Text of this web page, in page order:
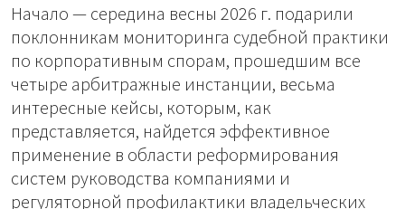
База знаний
Подписка
Начало — середина весны 2026 г. подарили
поклонникам мониторинга судебной практики
по корпоративным спорам, прошедшим все
четыре арбитражные инстанции, весьма
интересные кейсы, которым, как
представляется, найдется эффективное
применение в области реформирования
систем руководства компаниями и
регуляторной профилактики владельческих